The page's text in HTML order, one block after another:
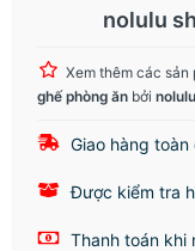
nolulu
Xem thêm các sản
ghế phòng ăn bởi
Giao hàng toàn
Được kiểm tra
Thanh toán khi